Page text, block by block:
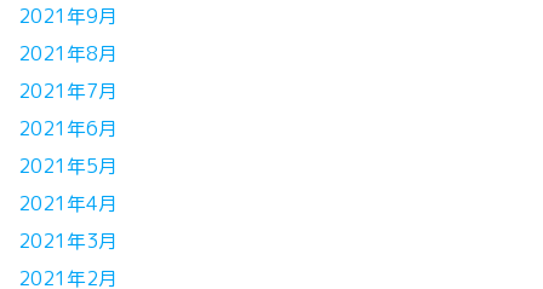
2021年9月
2021年8月
2021年7月
2021年6月
2021年5月
2021年4月
2021年3月
2021年2月